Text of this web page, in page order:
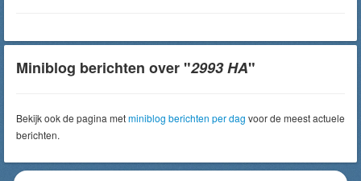
Miniblog berichten over "2993 HA"
Bekijk ook de pagina metminiblog berichten per dag voor de meest actuele
berichten.